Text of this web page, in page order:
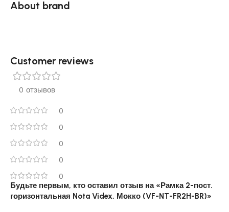
About brand
Customer reviews​
0 отзывов
0
0
0
0
0
Будьте первым, кто оставил отзыв на «Рамка 2-пост.
горизонтальная Nota Videx, Мокко (VF-NT-FR2H-BR)»